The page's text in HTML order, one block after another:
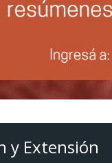
y Extensión